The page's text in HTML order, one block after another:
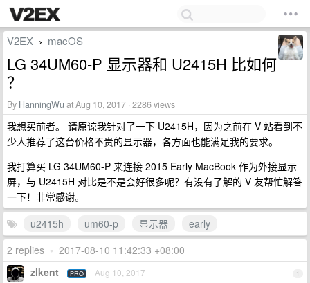
V2EX › macOS
LG 34UM60-P 显示器和 U2415H 比如何
？
By HanningWu at Aug 10, 2017 · 2286 views
我想买前者。 请原谅我针对了一下 U2415H，因为之前在 V 站看到不
少人推荐了这台价格不贵的显示器，各方面也能满足我的要求。
我打算买 LG 34UM60-P 来连接 2015 Early MacBook 作为外接显示
屏，与 U2415H 对比是不是会好很多呢？有没有了解的 V 友帮忙解答
一下！非常感谢。
u2415h
um60-p 显示器
early
2 replies • 2017-08-10 11:42:33 +08:00
1
zlkent PRO Aug 10, 2017